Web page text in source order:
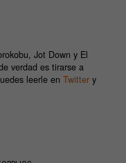
Jot Down y El
verdad es tirarse a
leerle en Twitter y